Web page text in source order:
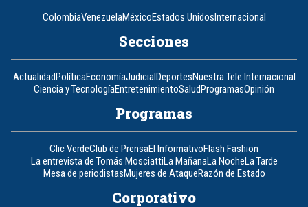
ColombiaVenezuelaMéxicoEstados UnidosInternacional
Secciones
ActualidadPolíticaEconomíaJudicialDeportesNuestra Tele Internacional
Ciencia y TecnologíaEntretenimientoSaludProgramasOpinión
Programas
Clic VerdeClub de PrensaEl InformativoFlash Fashion
La entrevista de Tomás MosciattiLa MañanaLa NocheLa Tarde
Mesa de periodistasMujeres de AtaqueRazón de Estado
Corporativo